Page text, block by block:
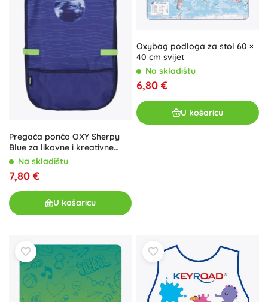
Pregača pončo OXY Sherpy
Blue za likovne i kreativne
aktivnosti
Na skladištu
7,80 €
U košaricu
Oxybag podloga za stol 60 ×
40 cm svijet
Na skladištu
6,80 €
U košaricu